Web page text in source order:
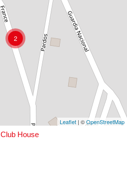
2
Leaflet | ©OpenStreetMap
Club House